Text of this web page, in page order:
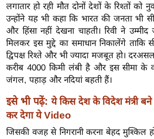
ग
त
ऑ
टो
व
र्ल्ड
ज
ब्री
फ
लगातार हो रही मौत दोनों देशों के रिश्तों को
उन्होंने यह भी कहा कि भारत की जनता भी
और हिंसा नहीं देखना चाहती। रिवी ने
मिलकर इस मुद्दे का समाधान निकालेंगे ताकि
द्विपक्ष रिश्ते और भी ज्यादा मजबूत हो।
करीब 4000 किमी लंबी है और इस सीमा के
जंगल, पहाड़ और नदियां बहती हैं।
इसे भी पढ़ें: ये किस देश के विदेश मंत्री
कर देगा ये Video
जिसकी वजह से निगरानी करना बेहद मुश्किल